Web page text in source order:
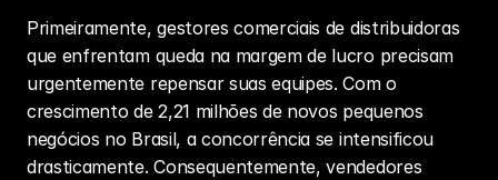
Primeiramente, gestores comerciais de distribuidoras
que enfrentam queda na margem de lucro precisam
urgentemente repensar suas equipes. Com o
crescimento de 2,21 milhões de novos pequenos
negócios no Brasil, a concorrência se intensificou
drasticamente. Consequentemente, vendedores